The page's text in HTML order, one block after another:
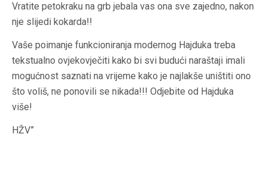
Vratite petokraku na grb jebala vas ona sve zajedno, nakon
nje slijedi kokarda!!
Vaše poimanje funkcioniranja modernog Hajduka treba
tekstualno ovjekovječiti kako bi svi budući naraštaji imali
mogućnost saznati na vrijeme kako je najlakše uništiti ono
što voliš, ne ponovili se nikada!!! Odjebite od Hajduka
više!
HŽV”